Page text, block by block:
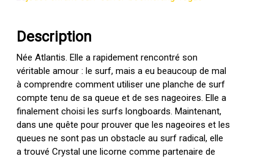
Description
Née Atlantis. Elle a rapidement rencontré son
véritable amour : le surf, mais a eu beaucoup de mal
à comprendre comment utiliser une planche de surf
compte tenu de sa queue et de ses nageoires. Elle a
finalement choisi les surfs longboards. Maintenant,
dans une quête pour prouver que les nageoires et les
queues ne sont pas un obstacle au surf radical, elle
a trouvé Crystal une licorne comme partenaire de